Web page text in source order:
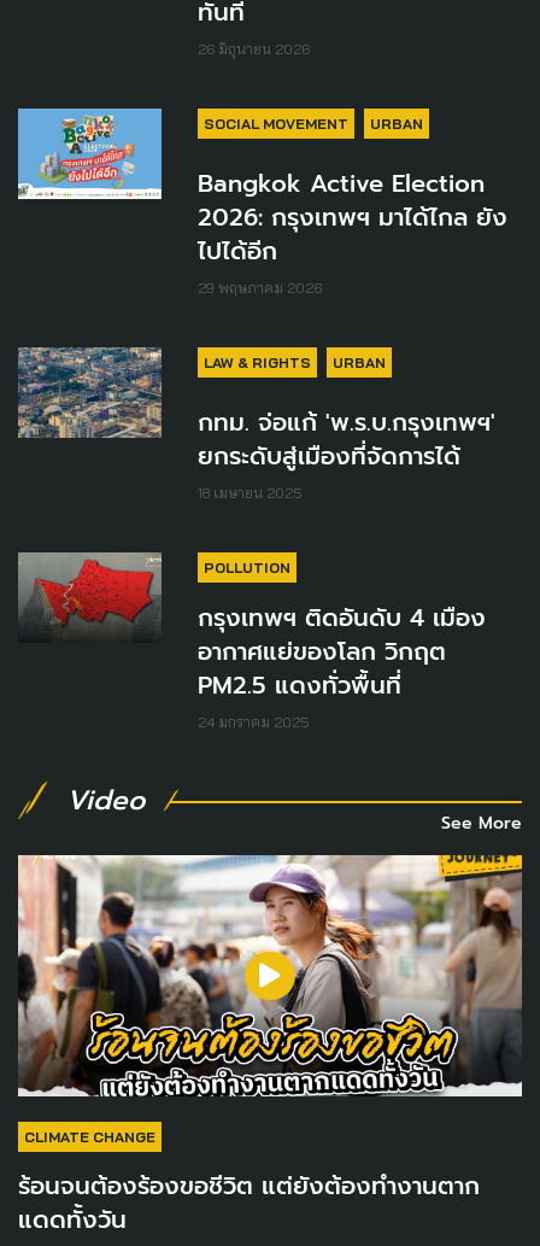
ทันที
26 มิถุนายน 2026
SOCIAL MOVEMENT URBAN
Bangkok Active Election
2026: กรุงเทพฯ มาได้ไกล ยัง
ไปได้อีก
29 พฤษภาคม 2026
LAW & RIGHTS URBAN
กทม. จ่อแก้ 'พ.ร.บ.กรุงเทพฯ'
ยกระดับสู่เมืองที่จัดการได้
18 เมษายน 2025
POLLUTION
กรุงเทพฯ ติดอันดับ 4 เมือง
อากาศแย่ของโลก วิกฤต
PM2.5 แดงทั่วพื้นที่
24 มกราคม 2025
Video
See More
CLIMATE CHANGE
ร้อนจนต้องร้องขอชีวิต แต่ยังต้องทำงานตาก
แดดทั้งวัน